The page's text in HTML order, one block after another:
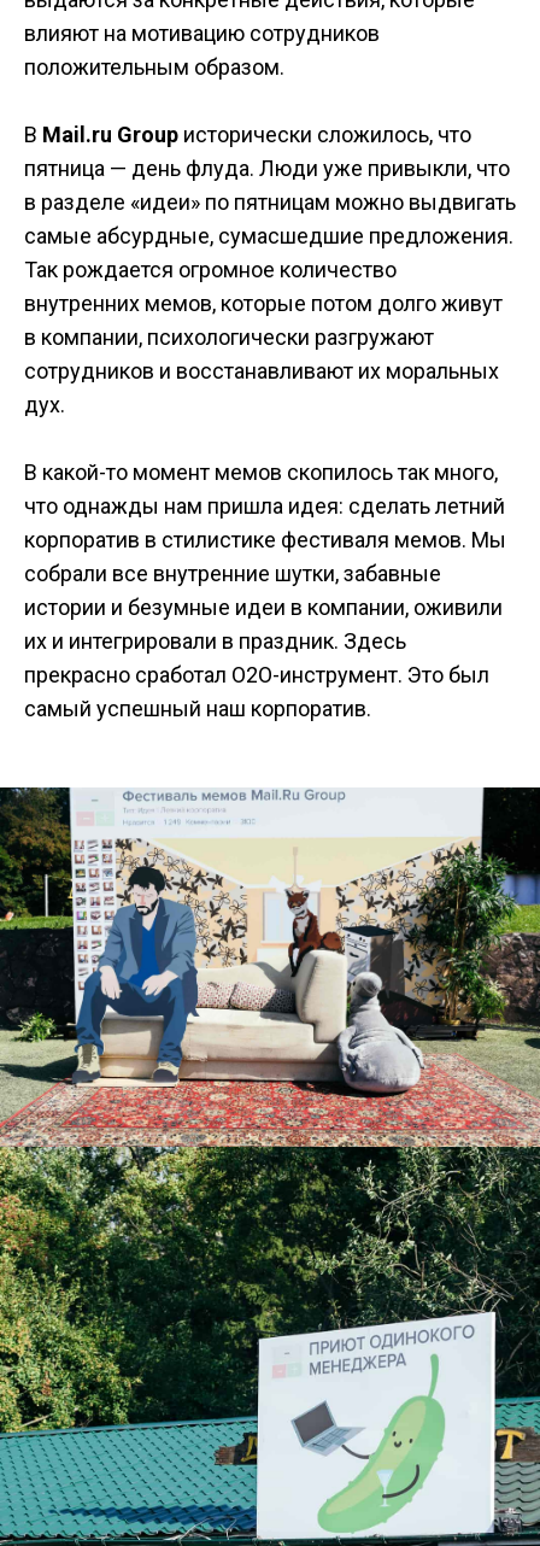
влияют на мотивацию сотрудников
положительным образом.
В Mail.ru Group исторически сложилось, что
пятница — день флуда. Люди уже привыкли, что
в разделе «идеи» по пятницам можно выдвигать
самые абсурдные, сумасшедшие предложения.
Так рождается огромное количество
внутренних мемов, которые потом долго живут
в компании, психологически разгружают
сотрудников и восстанавливают их моральных
дух.
В какой-то момент мемов скопилось так много,
что однажды нам пришла идея: сделать летний
корпоратив в стилистике фестиваля мемов. Мы
собрали все внутренние шутки, забавные
истории и безумные идеи в компании, оживили
их и интегрировали в праздник. Здесь
прекрасно сработал О2О-инструмент. Это был
самый успешный наш корпоратив.